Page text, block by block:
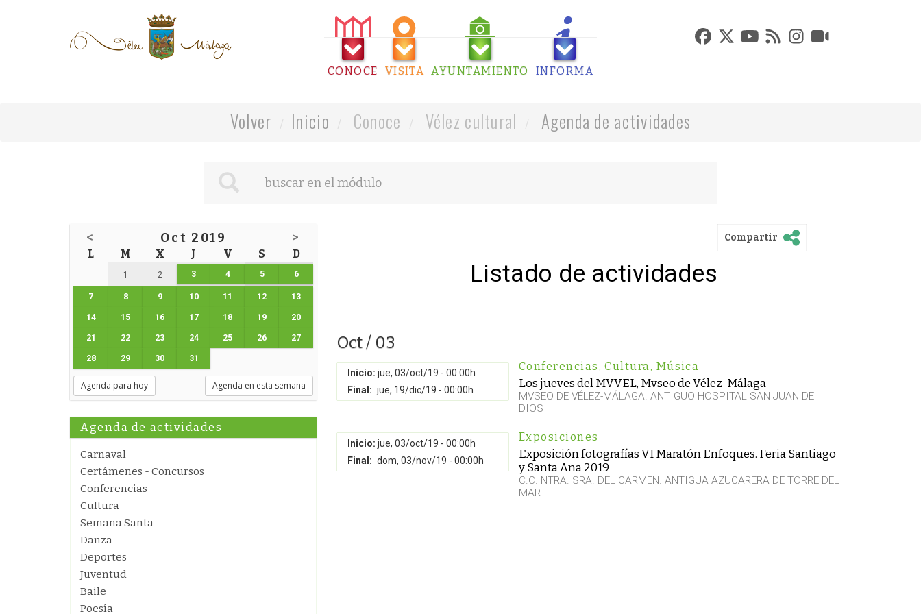
CONOCE VISITA AYUNTAMIENTO INFORMA
Volver Inicio Conoce Vélez cultural Agenda de actividades
< Oct 2019 >
L M X J V S D
1 2 3 4 5 6
7 8 9 10 11 12 13
14 15 16 17 18 19 20
21 22 23 24 25 26 27
28 29 30 31
Agenda para hoy Agenda en esta semana
Agenda de actividades
Carnaval
Certámenes - Concursos
Conferencias
Cultura
Semana Santa
Danza
Deportes
Juventud
Baile
Poesía
Compartir
Listado de actividades
Oct / 03
Inicio: jue, 03/oct/19 - 00:00h
Final: jue, 19/dic/19 - 00:00h
Conferencias, Cultura, Música
Los jueves del MVVEL, Mvseo de Vélez-Málaga
MVSEO DE VÉLEZ-MÁLAGA. ANTIGUO HOSPITAL SAN JUAN DE
DIOS
Inicio: jue, 03/oct/19 - 00:00h
Final: dom, 03/nov/19 - 00:00h
Exposiciones
Exposición fotografías VI Maratón Enfoques. Feria Santiago
y Santa Ana 2019
C.C. NTRA. SRA. DEL CARMEN. ANTIGUA AZUCARERA DE TORRE DEL
MAR